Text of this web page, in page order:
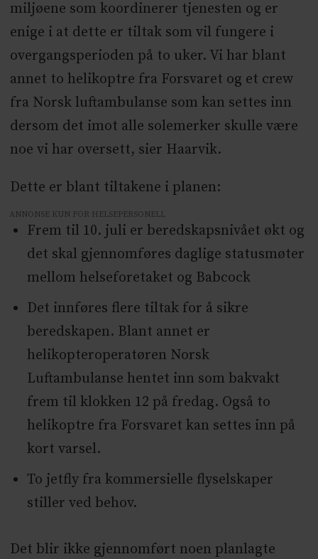
miljøene som koordinerer tjenesten og er
enige i at dette er tiltak som vil fungere i
overgangsperioden på to uker. Vi har blant
annet to helikoptre fra Forsvaret og et crew
fra Norsk luftambulanse som kan settes inn
dersom det imot alle solemerker skulle være
noe vi har oversett, sier Haarvik.
Dette er blant tiltakene i planen:
ANNONSE KUN FOR HELSEPERSONELL
Frem til 10. juli er beredskapsnivået økt og
det skal gjennomføres daglige statusmøter
mellom helseforetaket og Babcock
Det innføres flere tiltak for å sikre
beredskapen. Blant annet er
helikopteroperatøren Norsk
Luftambulanse hentet inn som bakvakt
frem til klokken 12 på fredag. Også to
helikoptre fra Forsvaret kan settes inn på
kort varsel.
To jetfly fra kommersielle flyselskaper
stiller ved behov.
Det blir ikke gjennomført noen planlagte